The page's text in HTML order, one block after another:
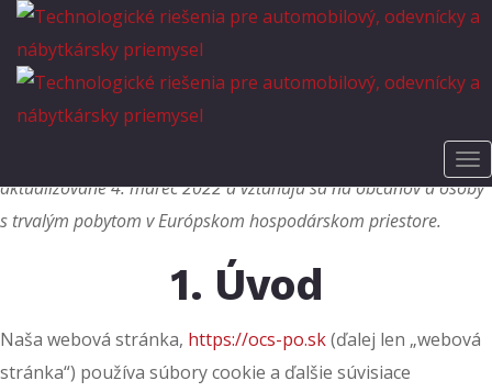
Zásady používania
súborov cookie (EÚ)
aktualizované 4. marec 2022 a vzťahujú sa na občanov a osoby
s trvalým pobytom v Európskom hospodárskom priestore.
1. Úvod
Naša webová stránka, https://ocs-po.sk(ďalej len „webová
stránka“) používa súbory cookie a ďalšie súvisiace